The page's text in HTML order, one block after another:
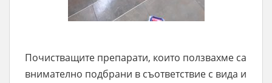
Почистващите препарати, които ползвахме са
внимателно подбрани в съответствие с вида и